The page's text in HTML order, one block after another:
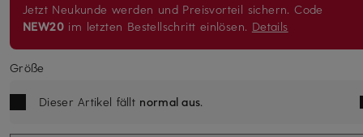
Jetzt Neukunde werden und Preisvorteil sichern. Code
NEW20 im letzten Bestellschritt einlösen. Details
Größe
Dieser Artikel fällt normal aus.